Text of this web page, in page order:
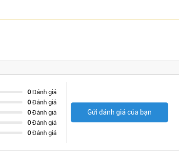
0Đánh giá
0Đánh giá
0Đánh giá
0Đánh giá
0Đánh giá
Gửi đánh giá của bạn